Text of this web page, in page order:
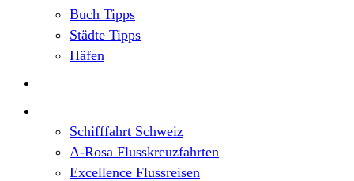
Buch Tipps
Städte Tipps
Häfen
Schifffahrt Schweiz
A-Rosa Flusskreuzfahrten
Excellence Flussreisen